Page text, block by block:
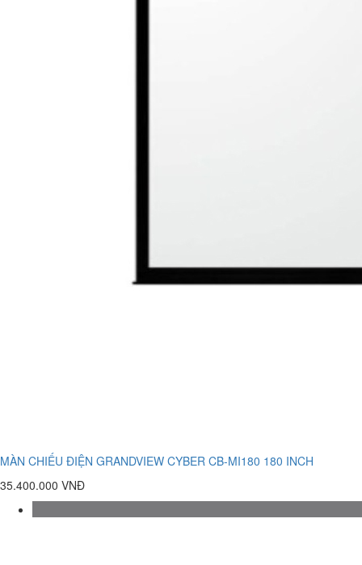
MÀN CHIẾU ĐIỆN GRANDVIEW CYBER CB-MI180 180 INCH
35.400.000 VNĐ